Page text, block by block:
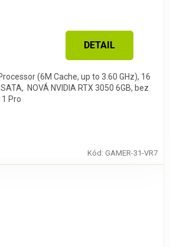
DETAIL
(6M Cache, up to 3.60 GHz), 16
NOVÁ NVIDIA RTX 3050 6GB, bez
Pro
Kód: GAMER-31-VR7